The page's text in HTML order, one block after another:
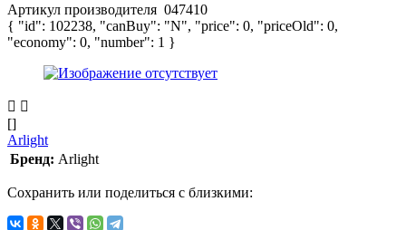
Артикул производителя 047410
{ "id": 102238, "canBuy": "N", "price": 0, "priceOld": 0,
"economy": 0, "number": 1 }
[]
Arlight
Бренд: Arlight
Сохранить или поделиться с близкими: